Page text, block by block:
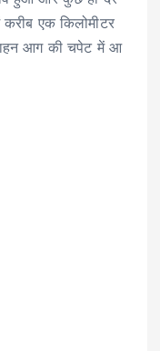
एक किलोमीटर
आग की चपेट में आ